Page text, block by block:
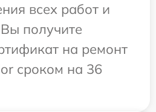
всех работ и
получите
на ремонт
сроком на 36